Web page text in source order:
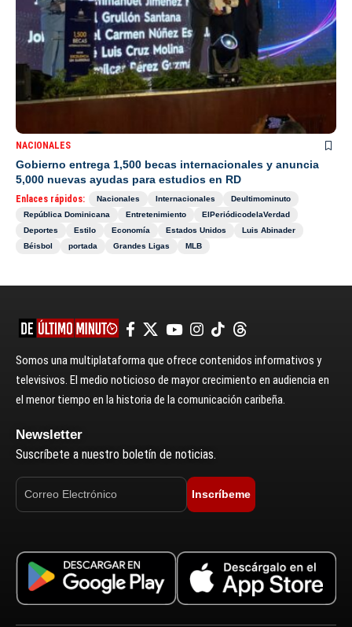
NACIONALES
Gobierno entrega 1,500 becas internacionales y anuncia
5,000 nuevas ayudas para estudios en RD
Enlaces rápidos: Nacionales Internacionales
Deultimominuto
República Dominicana
Entretenimiento
ElPeriódicodelaVerdad
Deportes
Estilo Economía Estados Unidos
Luis Abinader
Béisbol
portada Grandes Ligas MLB
Somos una multiplataforma que ofrece contenidos informativos y
televisivos. El medio noticioso de mayor crecimiento en audiencia en
el menor tiempo en la historia de la comunicación caribeña.
Newsletter
Suscríbete a nuestro boletín de noticias.
Inscríbeme